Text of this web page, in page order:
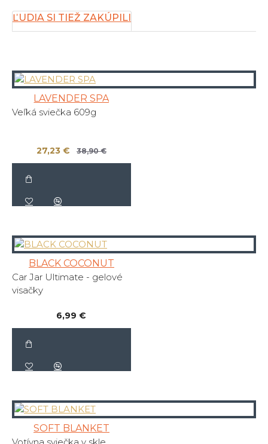
ĽUDIA SI TIEŽ ZAKÚPILI
LAVENDER SPA
Veľká sviečka 609g
27,23 € 38,90 €
BLACK COCONUT
Car Jar Ultimate - gelové
visačky
6,99 €
SOFT BLANKET